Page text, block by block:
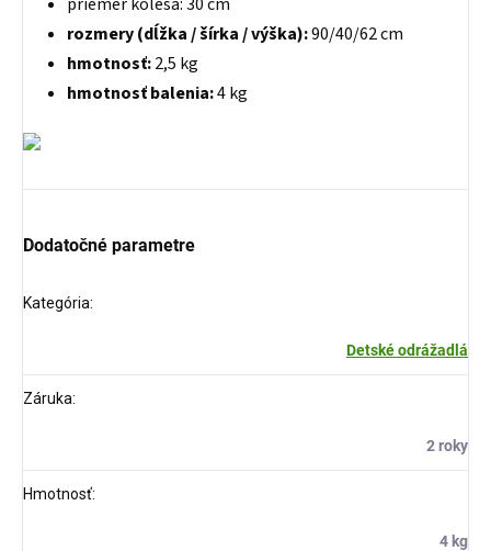
rozmery (dĺžka / šírka / výška):90/40/62 cm
hmotnosť:2,5 kg
hmotnosť balenia:4 kg
Dodatočné parametre
Kategória:
Detské odrážadlá
Záruka:
2 roky
Hmotnosť:
4 kg